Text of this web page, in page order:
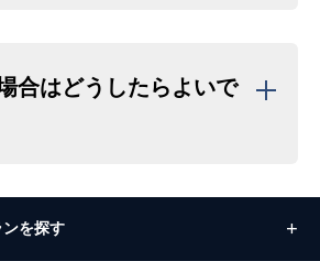
合はどうしたらよいで
を探す